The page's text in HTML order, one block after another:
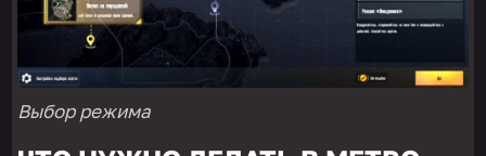
Выбор режима